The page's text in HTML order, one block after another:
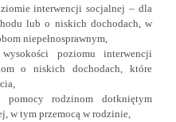
interwencji socjalnej – dla
lub o niskich dochodach, w
niepełnosprawnym,
poziomu interwencji
o niskich dochodach, które
pomocy rodzinom dotkniętym
w tym przemocą w rodzinie,